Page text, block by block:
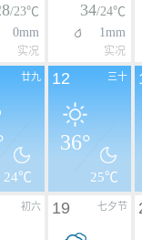
/23℃
0mm
实况
34/24℃
1mm
实况
廿九
24℃
三十
12
36°
25℃
初六 七夕节
19